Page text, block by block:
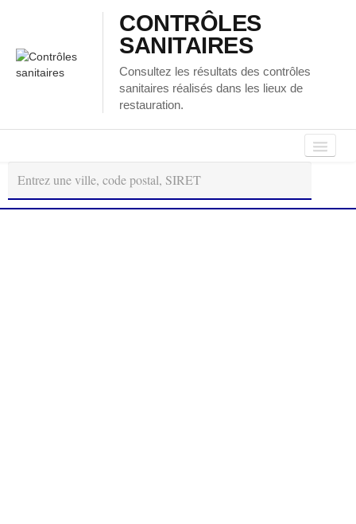
CONTRÔLES
SANITAIRES
Consultez les résultats des contrôles
sanitaires réalisés dans les lieux de
restauration.
Autour
de
moi
Régions